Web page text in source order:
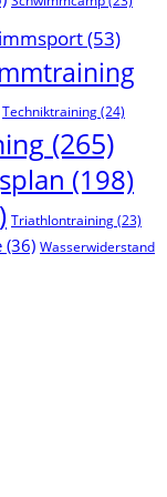
(53)
Techniktraining(24)
(265)
(198)
Triathlontraining(23)
(36) Wasserwiderstand